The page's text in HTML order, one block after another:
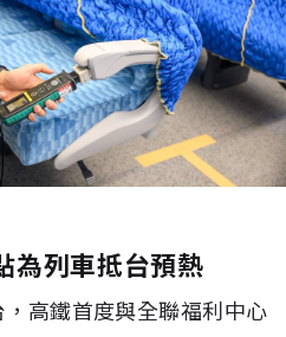
為列車抵台預熱
高鐵首度與全聯福利中心